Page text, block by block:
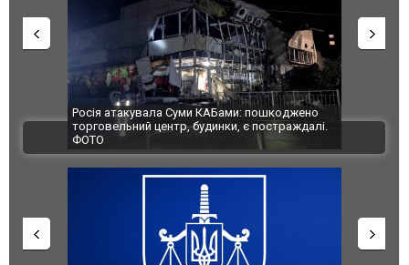
Суми КАБами: пошкоджено
центр, будинки, є постраждалі.
Українські надзвичайники
під час ліквідації масштабної
Франції
ВІДЕО